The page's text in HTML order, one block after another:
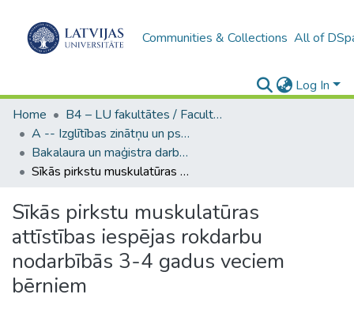
Communities & Collections All of
Log In
Home
B4 – LU fakultātes / Faculties of the UL
A -- Izglītības zinātņu un psiholoģijas fakultāte / Faculty of Education Sciences and Psychology
Bakalaura un maģistra darbi (PPMF) / Bachelor's and Master's theses
Sīkās pirkstu muskulatūras attīstības iespējas rokdarbu nodarbībās 3-4 gadus veciem bērniem
Sīkās pirkstu muskulatūras
attīstības iespējas rokdarbu
nodarbībās 3-4 gadus veciem
bērniem